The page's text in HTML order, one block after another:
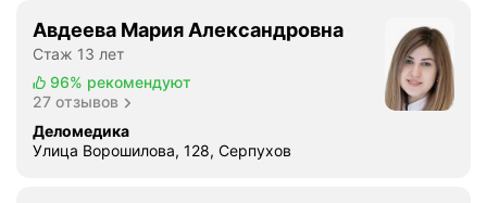
е
н
и
й
г
о
Авдеева Мария Александровна
Стаж 13 лет
96% рекомендуют
27 отзывов
Деломедика
Улица Ворошилова, 128, Серпухов